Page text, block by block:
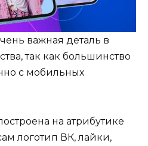
важная деталь в
так как большинство
с мобильных
на атрибутике
логотип ВК, лайки,